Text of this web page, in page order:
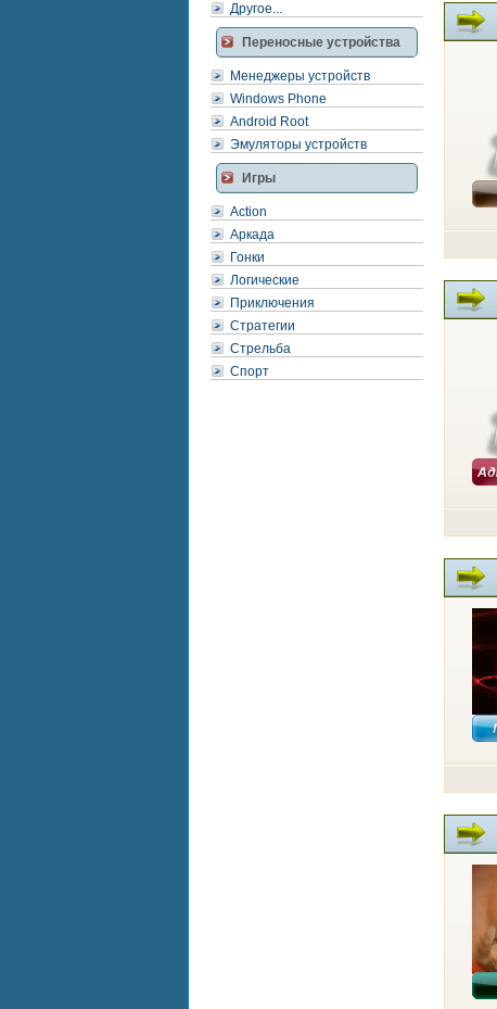
Другое...
Переносные устройства
Менеджеры устройств
Windows Phone
Android Root
Эмуляторы устройств
Игры
Action
Аркада
Гонки
Логические
Приключения
Стратегии
Стрельба
Спорт